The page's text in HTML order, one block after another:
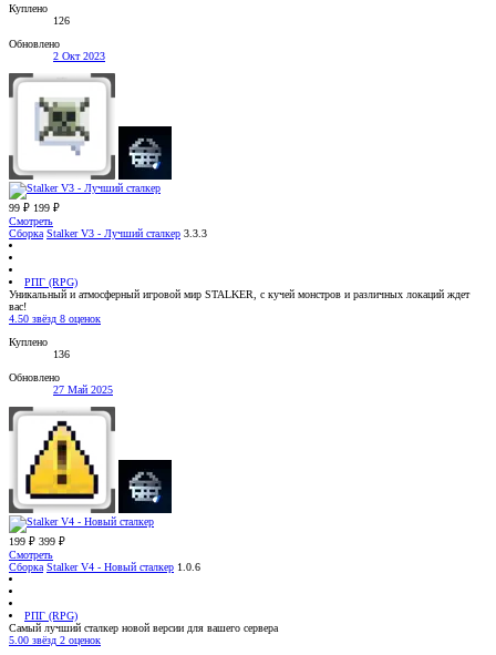
Куплено
126
Обновлено
2 Окт 2023
99 ₽ 199 ₽
Смотреть
Сборка Stalker V3 - Лучший сталкер 3.3.3
РПГ (RPG)
Уникальный и атмосферный игровой мир STALKER, с кучей монстров и различных локаций ждет
вас!
4.50 звёзд 8 оценок
Куплено
136
Обновлено
27 Май 2025
199 ₽ 399 ₽
Смотреть
Сборка Stalker V4 - Новый сталкер 1.0.6
РПГ (RPG)
Самый лучший сталкер новой версии для вашего сервера
5.00 звёзд 2 оценок